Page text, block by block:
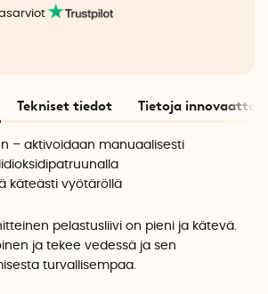
Tekniset tiedot Tietoja
– aktivoidaan manuaalisesti
käteästi vyötäröllä
pelastusliivi on pieni ja kätevä.
ja tekee vedessä ja sen
turvallisempaa.